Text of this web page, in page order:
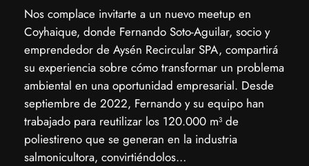
Nos complace invitarte a un nuevo meetup en
Coyhaique, donde Fernando Soto-Aguilar, socio y
emprendedor de Aysén Recircular SPA, compartirá
su experiencia sobre cómo transformar un problema
ambiental en una oportunidad empresarial. ​Desde
septiembre de 2022, Fernando y su equipo han
trabajado para reutilizar los 120.000 m³ de
poliestireno que se generan en la industria
salmonicultora, convirtiéndolos…